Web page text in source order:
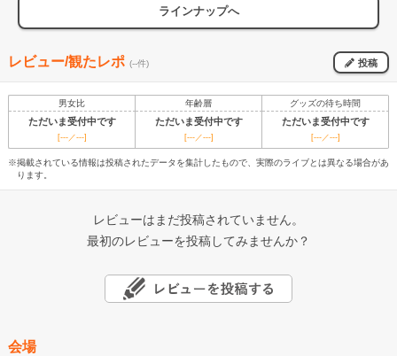
ラインナップへ
レビュー/観たレポ (--件) 投稿
男女比 年齢層 グッズの待ち時間
ただいま受付中です ただいま受付中です ただいま受付中です
[---／---] [---／---] [---／---]
※掲載されている情報は投稿されたデータを集計したもので、実際のライブとは異なる場合があ
ります。
レビューはまだ投稿されていません。
最初のレビューを投稿してみませんか？
会場